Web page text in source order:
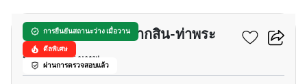
การยืนยันสถานะว่าง เมื่อวาน
ดีลพิเศษ
ผ่านการตรวจสอบแล้ว
เดอะ พาร์คแลนด์ ตากสิน-ท่าพระ
บุคคโล, กรุงเทพ